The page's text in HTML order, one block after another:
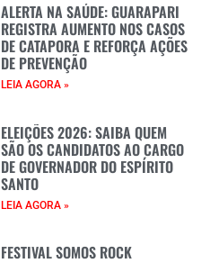
ALERTA NA SAÚDE: GUARAPARI
REGISTRA AUMENTO NOS CASOS
DE CATAPORA E REFORÇA AÇÕES
DE PREVENÇÃO
LEIA AGORA »
ELEIÇÕES 2026: SAIBA QUEM
SÃO OS CANDIDATOS AO CARGO
DE GOVERNADOR DO ESPÍRITO
SANTO
LEIA AGORA »
FESTIVAL SOMOS ROCK